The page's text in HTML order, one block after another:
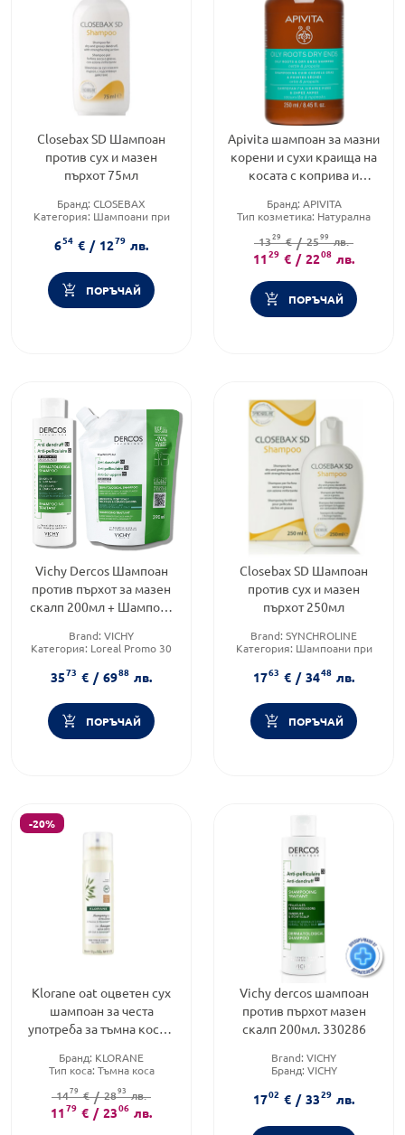
Closebax SD Шампоан
против сух и мазен
пърхот 75мл
Бранд: CLOSEBAX
Категория: Шампоани при
Форма на продукта: шампоан
654 € / 1279 лв.
ПОРЪЧАЙ
Apivita шампоан за мазни
корени и сухи краища на
косата с коприва и
Бранд: APIVITA
Тип козметика: Натурална
Форма на продукта:шампоан
1329 € / 2599 лв.
1129 € / 2208 лв.
ПОРЪЧАЙ
Vichy Dercos Шампоан
против пърхот за мазен
скалп 200мл + Шампоан
пълнител 390мл
Brand: VICHY
Категория: Loreal Promo 30
3573 € / 6988 лв.
ПОРЪЧАЙ
Closebax SD Шампоан
против сух и мазен
пърхот 250мл
Brand: SYNCHROLINE
Категория: Шампоани при
Форма на продукта: шампоан
1763 € / 3448 лв.
ПОРЪЧАЙ
-20%
Klorane oat оцветен сух
шампоан за честа
употреба за тъмна коса с
Бранд: KLORANE
Тип коса: Тъмна коса
1479 € / 2893 лв.
1179 € / 2306 лв.
Vichy dercos шампоан
против пърхот мазен
скалп 200мл. 330286
Brand: VICHY
Бранд: VICHY
1702 € / 3329 лв.